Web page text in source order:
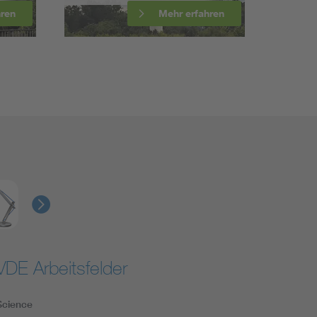
Mehr erfahren
Arbeitsfelder